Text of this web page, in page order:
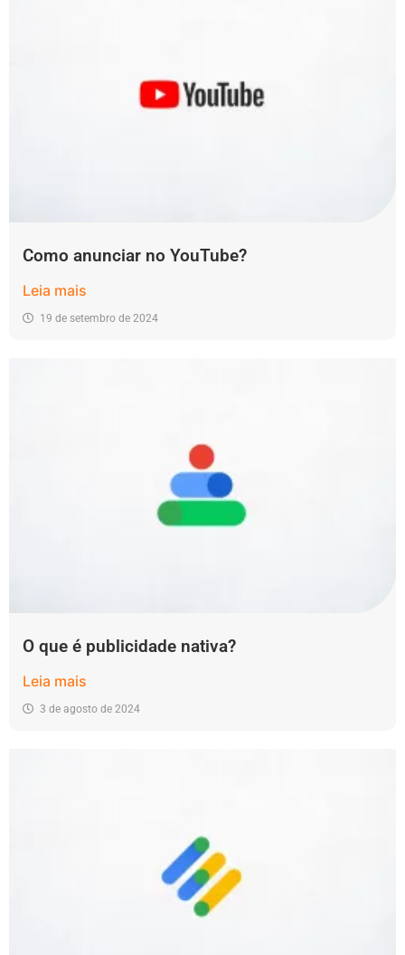
Como anunciar no YouTube?
Leia mais
19 de setembro de 2024
O que é publicidade nativa?
Leia mais
3 de agosto de 2024